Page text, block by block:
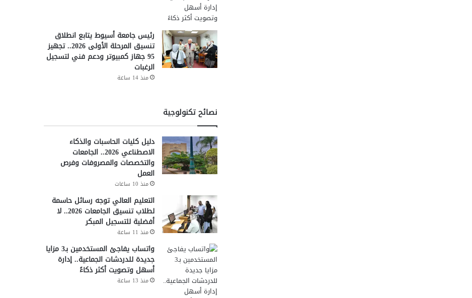
رئيس جامعة أسيوط يتابع انطلاق
تنسيق المرحلة الأولى 2026.. تجهيز
95 جهاز كمبيوتر ودعم فني لتسجيل
الرغبات
منذ 14 ساعة
نصائح تكنولوجية
دليل كليات الحاسبات والذكاء
الاصطناعي 2026.. الجامعات
والتخصصات والمصروفات وفرص
العمل
منذ 10 ساعات
التعليم العالي توجه رسائل حاسمة
لطلاب تنسيق الجامعات 2026.. لا
أفضلية للتسجيل المبكر
منذ 11 ساعة
واتساب يفاجئ المستخدمين بـ3 مزايا
جديدة للدردشات الجماعية.. إدارة
أسهل وتصويت أكثر ذكاءً
منذ 13 ساعة